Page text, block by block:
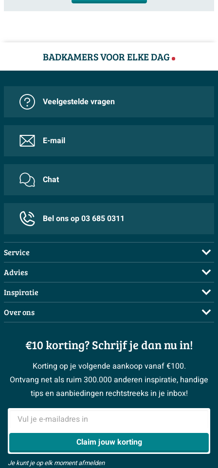
BADKAMERS VOOR ELKE DAG
Veelgestelde vragen
E-mail
Chat
Bel ons op 03 685 0311
Service
Veelgestelde vragen
Bestellen
Betalen
Bezorgen / afhalen
Garantie / klachten
Reviewbeleid
> Naar de klantenservice
Advies
Maak een afspraak
Doe de offerte check
3D tekening maken
Klustips
Klusadvies
> Alle adviesmogelijkheden
Inspiratie
Complete badkamers
Complete toiletruimtes
Moodboards
Magazine
#MySawiday
> Naar inspiratie
Over ons
Over Sawiday
Vacatures
Sawiday PRO
BeCommerce
Samenwerken
> Alles over showrooms
€10 korting? Schrijf je dan nu in!
Korting op je volgende aankoop vanaf €100.
Ontvang net als ruim 300.000 anderen inspiratie, handige
tips en aanbiedingen rechtstreeks in je inbox!
E-mailadres
Claim jouw korting
Je kunt je op elk moment afmelden